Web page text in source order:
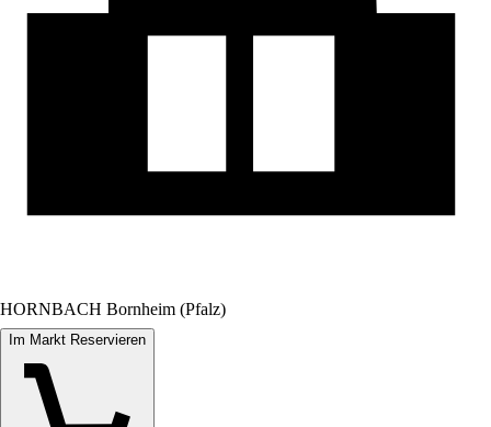
HORNBACH Bornheim (Pfalz)
Im Markt Reservieren